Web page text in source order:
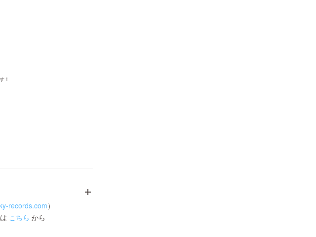
！
records.com）
こちら から